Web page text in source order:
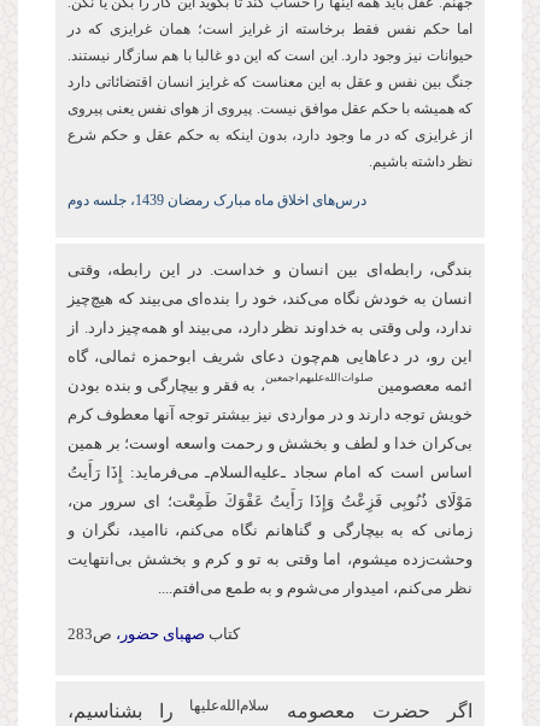
اما حکم نفس فقط برخاسته از غرایز است؛ همان غرایزی که در
حیوانات نیز وجود دارد. این است که این دو غالبا با هم سازگار نیستند.
جنگ بین نفس و عقل به این معناست که غرایز انسان اقتضائاتی دارد
که همیشه با حکم عقل موافق نیست. پیروی از هوای نفس یعنی پیروی
از غرایزی که در ما وجود دارد، بدون اینکه به حکم عقل و حکم شرع
نظر داشته باشیم.
درس‌های اخلاق ماه مبارک رمضان 1439، جلسه دوم
بندگی، رابطه‌ای بین انسان و خداست. در این رابطه، وقتی
انسان به خودش نگاه می‌کند، خود را بنده‌ای می‌بیند که هیچ‌چیز
ندارد، ولی وقتی به خداوند نظر دارد، می‌بیند او همه‌چیز دارد. از
این‌ رو، در دعاهایی هم‌چون دعای شریف ابو‌حمزه ثمالی، گاه
ائمه معصومین صلوات‌‌الله‌‌عليهم‌‌اجمعين ، به فقر و بیچارگی و بنده بودن
خویش توجه دارند و در مواردی نیز بیشتر توجه آنها معطوف كرم
بی‌کران خدا و لطف و بخشش و رحمت واسعه اوست؛ بر همین
اساس است كه امام سجاد ـ‌علیه‌السلام‌ـ می‌فرماید: إِذَا رَأَیتُ
مَوْلَای ذُنُوبِی فَزِعْتُ وَإِذَا رَأَیتُ عَفْوَكَ طَمِعْت؛ ای سرور من،
زمانی که به بیچارگی و گناهانم نگاه می‌کنم، ناامید، نگران و
وحشت‌زده می‏شوم، اما وقتی به تو و كرم و بخشش بی‌انتهایت
نظر می‌کنم، امیدوار ‏می‌شوم و به طمع می‌افتم....
کتاب صهبای حضور، ص283
اگر حضرت معصومه سلام‌الله‌علیها را بشناسیم،